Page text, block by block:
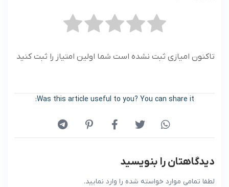
تاکنون امیازی ثبت نشده است شما اولین امتیاز را ثبت کنید
Was this article useful to you? You can share it:
دیدگاهتان را بنویسید
لطفا تمامی موارد خواسته شده را وارد نمایید.